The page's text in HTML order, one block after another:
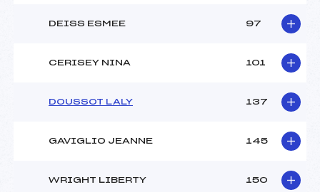
DEISS ESMEE 97
CERISEY NINA 101
DOUSSOT LALY 137
GAVIGLIO JEANNE 145
WRIGHT LIBERTY 150